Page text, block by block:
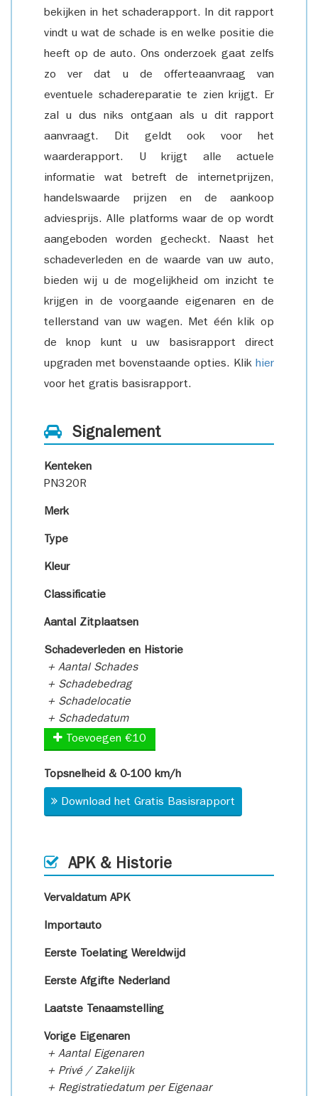
bekijken in het schaderapport. In dit rapport
vindt u wat de schade is en welke positie die
heeft op de auto. Ons onderzoek gaat zelfs
zo ver dat u de offerteaanvraag van
eventuele schadereparatie te zien krijgt. Er
zal u dus niks ontgaan als u dit rapport
aanvraagt. Dit geldt ook voor het
waarderapport. U krijgt alle actuele
informatie wat betreft de internetprijzen,
handelswaarde prijzen en de aankoop
adviesprijs. Alle platforms waar de op wordt
aangeboden worden gecheckt. Naast het
schadeverleden en de waarde van uw auto,
bieden wij u de mogelijkheid om inzicht te
krijgen in de voorgaande eigenaren en de
tellerstand van uw wagen. Met één klik op
de knop kunt u uw basisrapport direct
upgraden met bovenstaande opties. Klik hier
voor het gratis basisrapport.
Signalement
Kenteken
PN320R
Merk
Type
Kleur
Classificatie
Aantal Zitplaatsen
Schadeverleden en Historie
+ Aantal Schades
+ Schadebedrag
+ Schadelocatie
+ Schadedatum
Toevoegen €10
Topsnelheid & 0-100 km/h
Download het Gratis Basisrapport
APK & Historie
Vervaldatum APK
Importauto
Eerste Toelating Wereldwijd
Eerste Afgifte Nederland
Laatste Tenaamstelling
Vorige Eigenaren
+ Aantal Eigenaren
+ Privé / Zakelijk
+ Registratiedatum per Eigenaar